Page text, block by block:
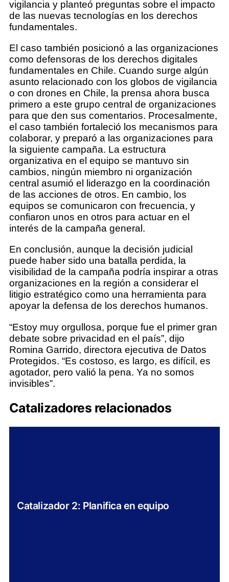
vigilancia y planteó preguntas sobre el impacto
de las nuevas tecnologías en los derechos
fundamentales.
El caso también posicionó a las organizaciones
como defensoras de los derechos digitales
fundamentales en Chile. Cuando surge algún
asunto relacionado con los globos de vigilancia
o con drones en Chile, la prensa ahora busca
primero a este grupo central de organizaciones
para que den sus comentarios. Procesalmente,
el caso también fortaleció los mecanismos para
colaborar, y preparó a las organizaciones para
la siguiente campaña. La estructura
organizativa en el equipo se mantuvo sin
cambios, ningún miembro ni organización
central asumió el liderazgo en la coordinación
de las acciones de otros. En cambio, los
equipos se comunicaron con frecuencia, y
confiaron unos en otros para actuar en el
interés de la campaña general.
En conclusión, aunque la decisión judicial
puede haber sido una batalla perdida, la
visibilidad de la campaña podría inspirar a otras
organizaciones en la región a considerar el
litigio estratégico como una herramienta para
apoyar la defensa de los derechos humanos.
“Estoy muy orgullosa, porque fue el primer gran
debate sobre privacidad en el país”, dijo
Romina Garrido, directora ejecutiva de Datos
Protegidos. “Es costoso, es largo, es difícil, es
agotador, pero valió la pena. Ya no somos
invisibles”.
Catalizadores relacionados
Catalizador 2: Planifica en equipo